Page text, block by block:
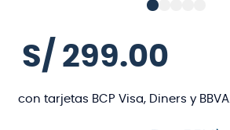
S/ 299.00
con tarjetas BCP Visa, Diners y BBVA.